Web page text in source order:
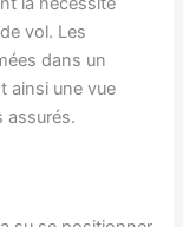
vol. Les
dans un
ainsi une vue
assurés.